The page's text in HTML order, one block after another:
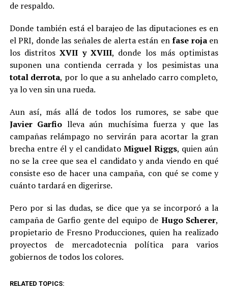
de respaldo.
Donde también está el barajeo de las diputaciones es en
el PRI, donde las señales de alerta están enfase rojaen
los distritosXVII y XVIII, donde los más optimistas
suponen una contienda cerrada y los pesimistas una
total derrota, por lo que a su anhelado carro completo,
ya lo ven sin una rueda.
Aun así, más allá de todos los rumores, se sabe que
Javier Garfio lleva aún muchísima fuerza y que las
campañas relámpago no servirán para acortar la gran
brecha entre él y el candidatoMiguel Riggs, quien aún
no se la cree que sea el candidato y anda viendo en qué
consiste eso de hacer una campaña, con qué se come y
cuánto tardará en digerirse.
Pero por si las dudas, se dice que ya se incorporó a la
campaña de Garfio gente del equipo de Hugo Scherer,
propietario de Fresno Producciones, quien ha realizado
proyectos de mercadotecnia política para varios
gobiernos de todos los colores.
RELATED TOPICS: